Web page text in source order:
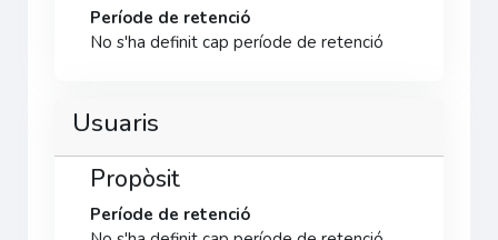
Període de retenció
No s'ha definit cap període de retenció
Usuaris
Propòsit
Període de retenció